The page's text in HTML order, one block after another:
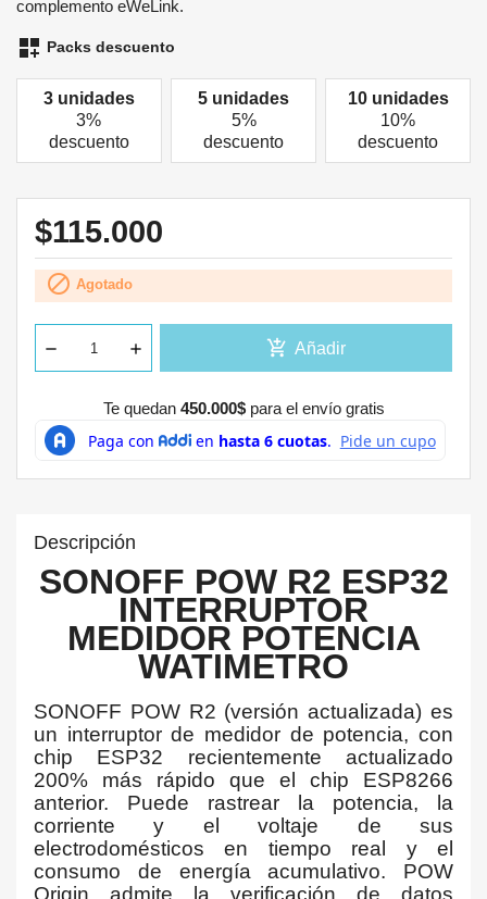
complemento eWeLink.
dashboard_customize Packs descuento
3 unidades
3%
descuento
5 unidades
5%
descuento
10 unidades
10%
descuento
$115.000
 Agotado
add_shopping_cart Añadir
Te quedan 450.000$para el envío gratis
Descripción
SONOFF POW R2 ESP32
INTERRUPTOR
MEDIDOR POTENCIA
WATIMETRO
SONOFF POW R2 (versión actualizada) es
un interruptor de medidor de potencia, con
chip ESP32 recientemente actualizado
200% más rápido que el chip ESP8266
anterior. Puede rastrear la potencia, la
corriente y el voltaje de sus
electrodomésticos en tiempo real y el
consumo de energía acumulativo. POW
Origin admite la verificación de datos